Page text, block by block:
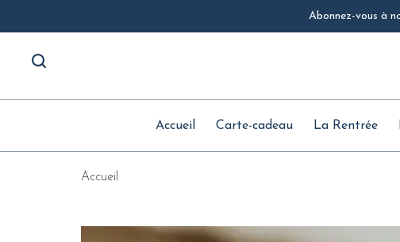
Abonnez-vous à
Accueil Carte-cadeau La Rentrée
Accueil